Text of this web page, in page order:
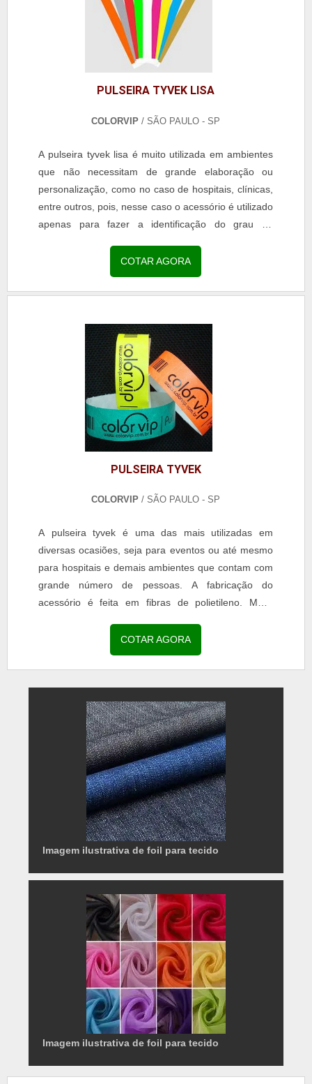
PULSEIRA TYVEK LISA
COLORVIP/ SÃO PAULO - SP
A pulseira tyvek lisa é muito utilizada em ambientes
que não necessitam de grande elaboração ou
personalização, como no caso de hospitais, clínicas,
entre outros, pois, nesse caso o acessório é utilizado
apenas para fazer a identificação do grau de
SOBRE PULSEIRAS TYVEK LISAS Nesse caso, o
uso mais comum de cores são as verdes, vermelhas
e amarelas, porém, o mercado oferece diversas
COTAR AGORA
PULSEIRA TYVEK
COLORVIP/ SÃO PAULO - SP
A pulseira tyvek é uma das mais utilizadas em
diversas ocasiões, seja para eventos ou até mesmo
para hospitais e demais ambientes que contam com
grande número de pessoas. A fabricação do
acessório é feita em fibras de polietileno. MAIS
semelhança com o papel, o artefato possui toda a
resistência necessária para ser utilizada por um
longo período de tempo sem danificações. Além
disso, é resist...
COTAR AGORA
Imagem ilustrativa de foil para tecido
Imagem ilustrativa de foil para tecido